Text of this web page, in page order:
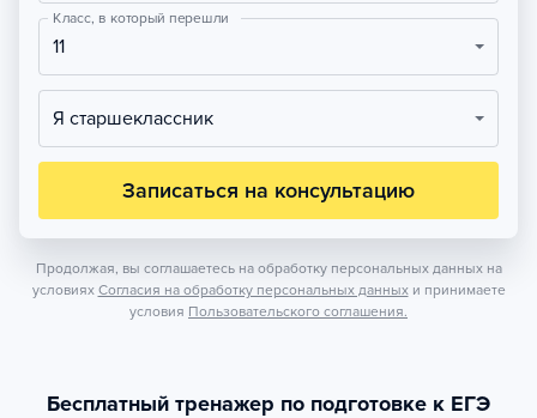
Класс, в который перешли
11
Я старшеклассник
Записаться на консультацию
Продолжая, вы соглашаетесь на обработку персональных данных на
условиях Согласия на обработку персональных данных и принимаете
условия Пользовательского соглашения.
Бесплатный тренажер по подготовке к ЕГЭ